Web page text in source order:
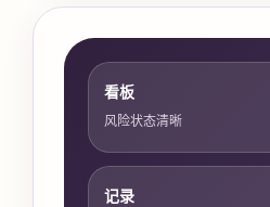
看板
风险状态清晰
记录